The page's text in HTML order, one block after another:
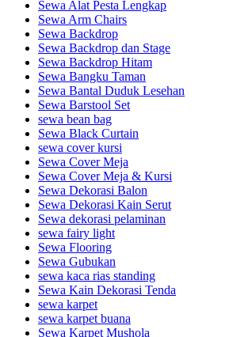
Sewa Alat Pesta Lengkap
Sewa Arm Chairs
Sewa Backdrop
Sewa Backdrop dan Stage
Sewa Backdrop Hitam
Sewa Bangku Taman
Sewa Bantal Duduk Lesehan
Sewa Barstool Set
sewa bean bag
Sewa Black Curtain
sewa cover kursi
Sewa Cover Meja
Sewa Cover Meja & Kursi
Sewa Dekorasi Balon
Sewa Dekorasi Kain Serut
Sewa dekorasi pelaminan
sewa fairy light
Sewa Flooring
Sewa Gubukan
sewa kaca rias standing
Sewa Kain Dekorasi Tenda
sewa karpet
sewa karpet buana
Sewa Karpet Mushola